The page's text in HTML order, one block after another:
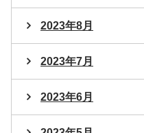
2023年8月
2023年7月
2023年6月